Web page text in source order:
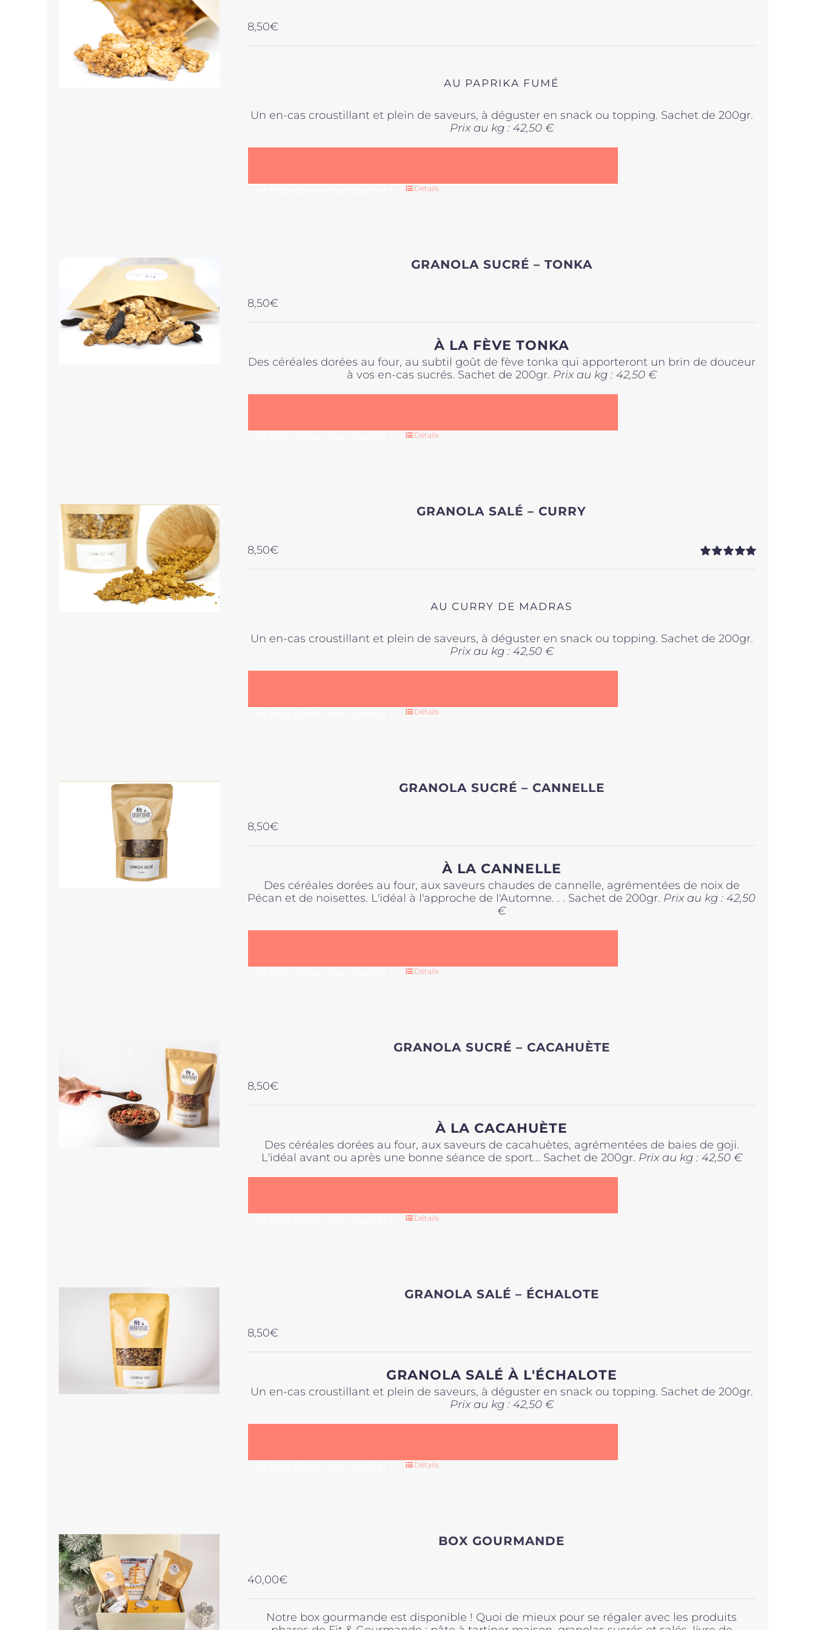
8,50€
AU PAPRIKA FUMÉ
Un en-cas croustillant et plein de saveurs, à déguster en snack ou topping. Sachet de 200gr.
Prix au kg : 42,50 €
Détails
GRANOLA SUCRÉ – TONKA
8,50€
À LA FÈVE TONKA
Des céréales dorées au four, au subtil goût de fève tonka qui apporteront un brin de douceur
à vos en-cas sucrés. Sachet de 200gr. Prix au kg : 42,50 €
Détails
GRANOLA SALÉ – CURRY
Note5.00sur
8,50€
AU CURRY DE MADRAS
Un en-cas croustillant et plein de saveurs, à déguster en snack ou topping. Sachet de 200gr.
Prix au kg : 42,50 €
Détails
GRANOLA SUCRÉ – CANNELLE
8,50€
À LA CANNELLE
Des céréales dorées au four, aux saveurs chaudes de cannelle, agrémentées de noix de
Pécan et de noisettes. L'idéal à l'approche de l'Automne. . . Sachet de 200gr. Prix au kg : 42,50
€
Détails
GRANOLA SUCRÉ – CACAHUÈTE
8,50€
À LA CACAHUÈTE
Des céréales dorées au four, aux saveurs de cacahuètes, agrémentées de baies de goji.
L'idéal avant ou après une bonne séance de sport... Sachet de 200gr. Prix au kg : 42,50 €
Détails
GRANOLA SALÉ – ÉCHALOTE
8,50€
GRANOLA SALÉ À L'ÉCHALOTE
Un en-cas croustillant et plein de saveurs, à déguster en snack ou topping. Sachet de 200gr.
Prix au kg : 42,50 €
Détails
BOX GOURMANDE
40,00€
Notre box gourmande est disponible ! Quoi de mieux pour se régaler avec les produits